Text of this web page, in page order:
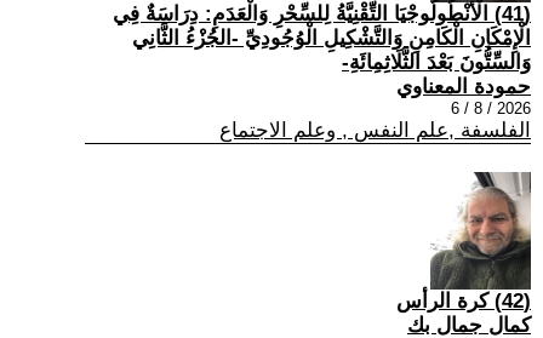
(41) الْأَنْطُولُوجْيَا التِّقْنِيَّةُ لِلسِّحْرِ وَالْعَدَمِ: دِرَاسَةٌ فِي
الْإِمْكَانِ الْكَامِنِ وَالتَّشْكِيلِ الْوُجُودِيِّ -الجُزْءُ الثَّانِي
وَالسِّتُّونَ بَعْدَ الثَّلَاثِمِائَةِ-
حمودة المعناوي
2026 / 8 / 6
الفلسفة ,علم النفس , وعلم الاجتماع
(42) كرة الرأس
كمال جمال بك